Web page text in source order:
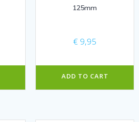
125mm
€ 9,95
ADD TO CART